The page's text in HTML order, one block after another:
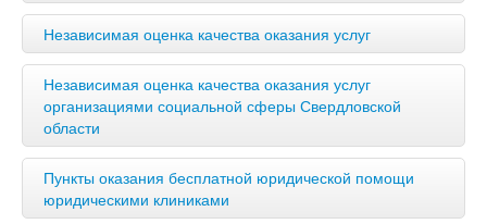
Независимая оценка качества оказания услуг
Независимая оценка качества оказания услуг
организациями социальной сферы Свердловской
области
Пункты оказания бесплатной юридической помощи
юридическими клиниками